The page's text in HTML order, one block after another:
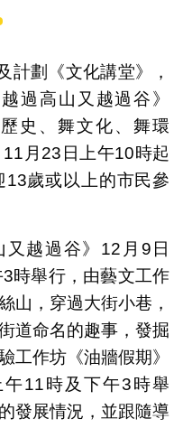
世界》
計劃《文化講堂》，
過高山又越過谷》
史、舞文化、舞環
月23日上午10時起
歲或以上的市民參
越過谷》12月9日
3時舉行，由藝文工作
山，穿過大街小巷，
道命名的趣事，發掘
工作坊《油牆假期》
11時及下午3時舉
發展情況，並跟隨導